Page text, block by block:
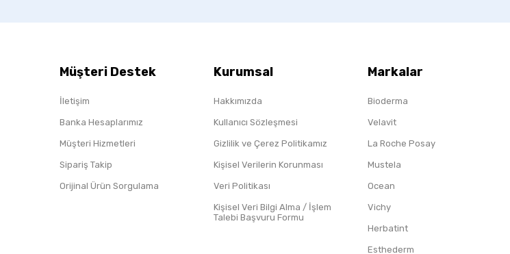
Müşteri Destek
İletişim
Banka Hesaplarımız
Müşteri Hizmetleri
Sipariş Takip
Orijinal Ürün Sorgulama
Kurumsal
Hakkımızda
Kullanıcı Sözleşmesi
Gizlilik ve Çerez Politikamız
Kişisel Verilerin Korunması
Veri Politikası
Kişisel Veri Bilgi Alma / İşlem
Talebi Başvuru Formu
Markalar
Bioderma
Velavit
La Roche Posay
Mustela
Ocean
Vichy
Herbatint
Esthederm